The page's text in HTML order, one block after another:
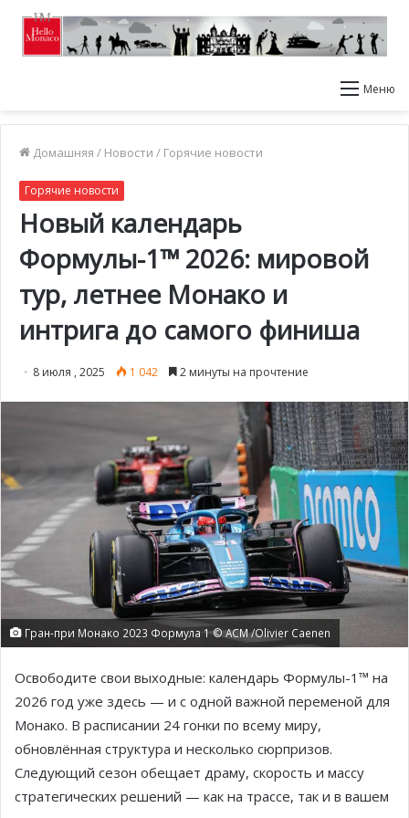
Меню
Домашняя / Новости / Горячие новости
Горячие новости
Новый календарь
Формулы-1™ 2026: мировой
тур, летнее Монако и
интрига до самого финиша
8 июля , 2025 1 042 2 минуты на прочтение
Гран-при Монако 2023 Формула 1 © ACM /Olivier Caenen
Освободите свои выходные: календарь Формулы-1™ на
2026 год уже здесь — и с одной важной переменой для
Монако. В расписании 24 гонки по всему миру,
обновлённая структура и несколько сюрпризов.
Следующий сезон обещает драму, скорость и массу
стратегических решений — как на трассе, так и в вашем